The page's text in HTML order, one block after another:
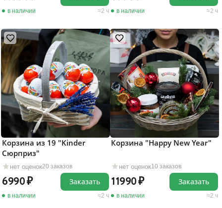
в наличии 2 ч в наличии 2 ч
нет оценок20 заказов
Корзина из 19 "Kinder
Сюрприз"
6990
в наличии 2 ч
Заказать
нет оценок10 заказов
Корзина "Happy New Year"
11990
в наличии 2 ч
Заказать